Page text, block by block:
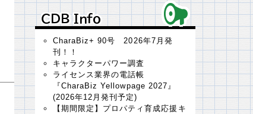
ＣＤＢ Ｉｎｆｏ
ＣＤＢ Ｉｎｆｏ
CharaBiz+ 90号 2026年7月発
刊！！
キャラクターパワー調査
ライセンス業界の電話帳
『CharaBiz Yellowpage 2027』
(2026年12月発刊予定)
【期間限定】プロパティ育成応援キ